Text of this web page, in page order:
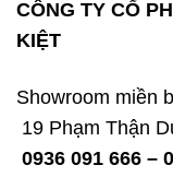
CÔNG TY CỔ
KIỆT
Showroom miền
19 Phạm Thận
0936 091 666 –